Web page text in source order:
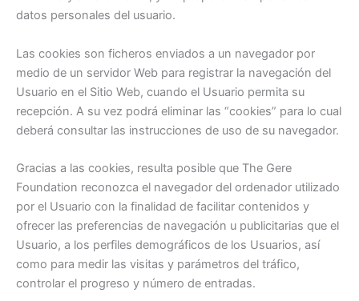
datos personales del usuario.
Las cookies son ficheros enviados a un navegador por
medio de un servidor Web para registrar la navegación del
Usuario en el Sitio Web, cuando el Usuario permita su
recepción. A su vez podrá eliminar las “cookies” para lo cual
deberá consultar las instrucciones de uso de su navegador.
Gracias a las cookies, resulta posible que The Gere
Foundation reconozca el navegador del ordenador utilizado
por el Usuario con la finalidad de facilitar contenidos y
ofrecer las preferencias de navegación u publicitarias que el
Usuario, a los perfiles demográficos de los Usuarios, así
como para medir las visitas y parámetros del tráfico,
controlar el progreso y número de entradas.